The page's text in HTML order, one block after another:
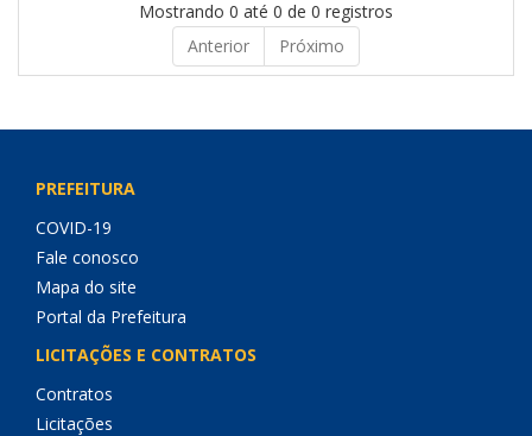
Mostrando 0 até 0 de 0 registros
Anterior
Próximo
PREFEITURA
COVID-19
Fale conosco
Mapa do site
Portal da Prefeitura
LICITAÇÕES E CONTRATOS
Contratos
Licitações